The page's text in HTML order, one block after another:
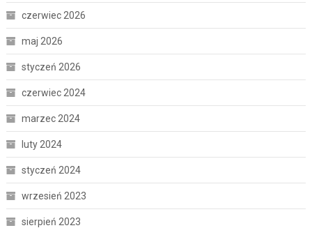
czerwiec 2026
maj 2026
styczeń 2026
czerwiec 2024
marzec 2024
luty 2024
styczeń 2024
wrzesień 2023
sierpień 2023